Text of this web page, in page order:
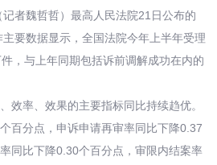
魏哲哲）最高人民法院21日公布的
要数据显示，全国法院今年上半年受理
，与上年同期包括诉前调解成功在内的
率、效果的主要指标同比持续趋优。
百分点，申诉申请再审率同比下降0.37
同比下降0.30个百分点，审限内结案率